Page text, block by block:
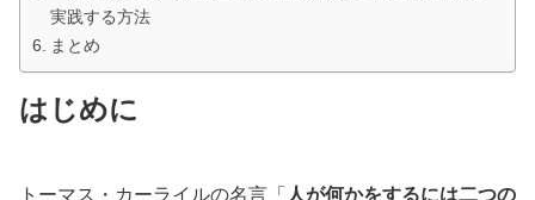
実践する方法
まとめ
はじめに
トーマス・カーライルの名言「 人が何かをするには二つの